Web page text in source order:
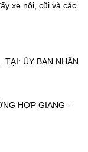
xe nôi, cũi và các
TẠI: ỦY BAN NHÂN
HỢP GIANG -